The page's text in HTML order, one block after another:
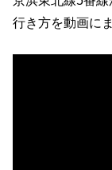
行き方を動画に